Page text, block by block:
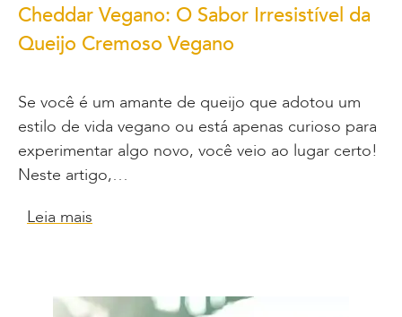
Cheddar Vegano: O Sabor Irresistível da
Queijo Cremoso Vegano
Se você é um amante de queijo que adotou um
estilo de vida vegano ou está apenas curioso para
experimentar algo novo, você veio ao lugar certo!
Neste artigo,…
Leia mais